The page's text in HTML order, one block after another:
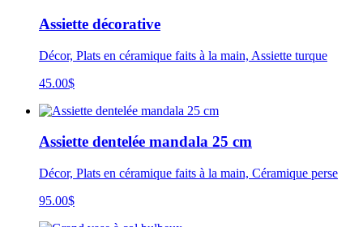
Assiette décorative
Décor, Plats en céramique faits à la main, Assiette turque
45.00$
Assiette dentelée mandala 25 cm
Décor, Plats en céramique faits à la main, Céramique perse
95.00$